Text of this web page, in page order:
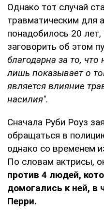
Однако тот случай
травматическим для
понадобилось 20
заговорить об этом
благодарна за то,
лишь показывает о
является влияние
насилия".
Сначала Руби Роуз
обращаться в
однако со временем
По словам актрисы,
против 4 людей,
домогались к ней, в
Перри.